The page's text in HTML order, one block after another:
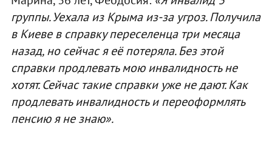
группы. Уехала из Крыма из-за угроз. Получила
в Киеве в справку переселенца три месяца
назад, но сейчас я её потеряла. Без этой
справки продлевать мою инвалидность не
хотят. Сейчас такие справки уже не дают. Как
продлевать инвалидность и переоформлять
пенсию я не знаю».